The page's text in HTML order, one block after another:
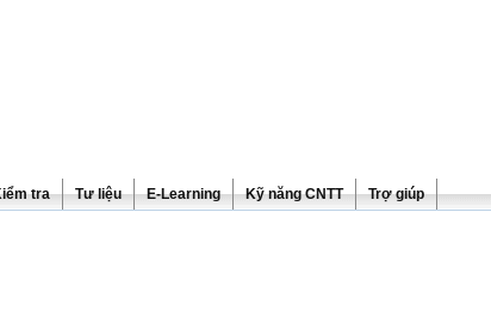
tra Tư liệu E-Learning Kỹ năng CNTT Trợ giúp